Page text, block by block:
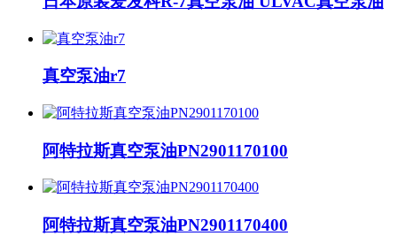
真空泵油r7
阿特拉斯真空泵油PN2901170100
阿特拉斯真空泵油PN2901170400